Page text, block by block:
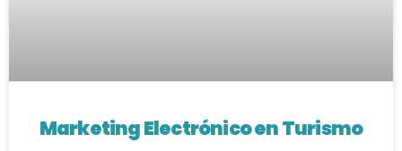
Marketing Electrónico en Turismo